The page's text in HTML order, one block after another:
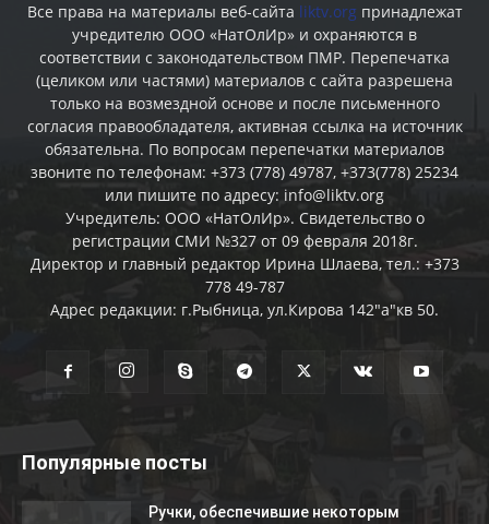
Все права на материалы веб-сайта liktv.org принадлежат
учредителю ООО «НатОлИр» и охраняются в
соответствии с законодательством ПМР. Перепечатка
(целиком или частями) материалов c сайта разрешена
только на возмездной основе и после письменного
согласия правообладателя, активная ссылка на источник
обязательна. По вопросам перепечатки материалов
звоните по телефонам: +373 (778) 49787, +373(778) 25234
или пишите по адресу: info@liktv.org
Учредитель: ООО «НатОлИр». Свидетельство о
регистрации СМИ №327 от 09 февраля 2018г.
Директор и главный редактор Ирина Шлаева, тел.: +373
778 49-787
Адрес редакции: г.Рыбница, ул.Кирова 142"а"кв 50.
Популярные посты
Ручки, обеспечившие некоторым